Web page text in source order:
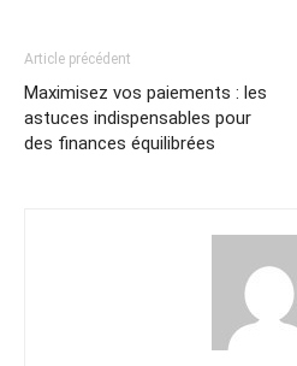
Article précédent
Maximisez vos paiements : les
astuces indispensables pour
des finances équilibrées